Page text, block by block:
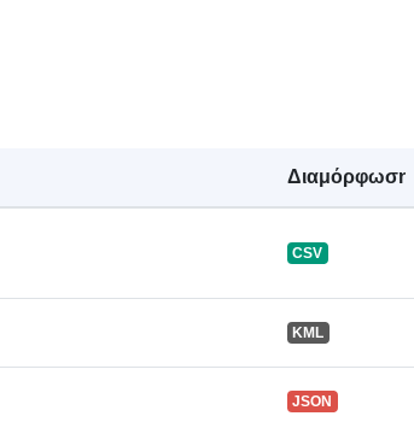
Διαμόρφωση
CSV
KML
JSON